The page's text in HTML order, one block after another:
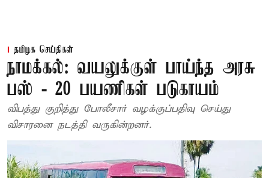
தமிழக செய்திகள்
நாமக்கல்: வயலுக்குள் பாய்ந்த அரசு
பஸ் - 20 பயணிகள் படுகாயம்
விபத்து குறித்து போலீசார் வழக்குப்பதிவு செய்து
விசாரனை நடத்தி வருகின்றனர்.